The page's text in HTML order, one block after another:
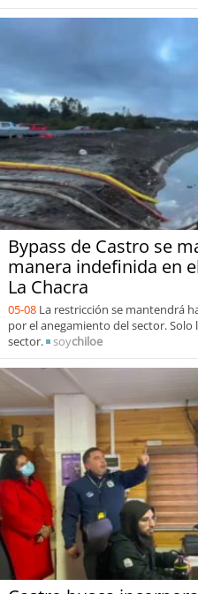
Bypass de Castro se
manera indefinida en
La Chacra
05-08 La restricción se mantendrá
por el anegamiento del sector.
sector.
soychiloe